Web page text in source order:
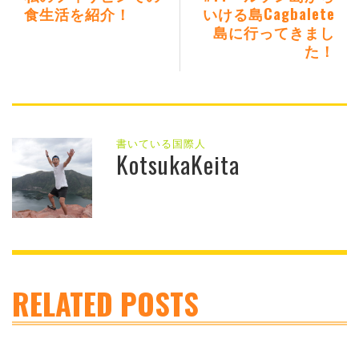
いける島Cagbalete
島に行ってきまし
た！
食生活を紹介！
書いている国際人
KotsukaKeita
RELATED POSTS